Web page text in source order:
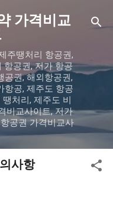
뛰기
가격비교
주땡처리 항공권,
항공권, 저가 항공
공권, 해외항공권,
항공, 제주도 항공
처리, 제주도 비
비교사이트, 저가
공권 가격비교사
사항